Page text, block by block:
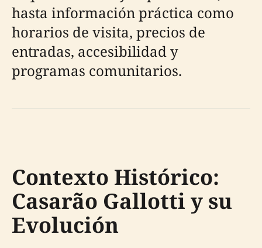
hasta información práctica como
horarios de visita, precios de
entradas, accesibilidad y
programas comunitarios.
Contexto Histórico:
Casarão Gallotti y su
Evolución